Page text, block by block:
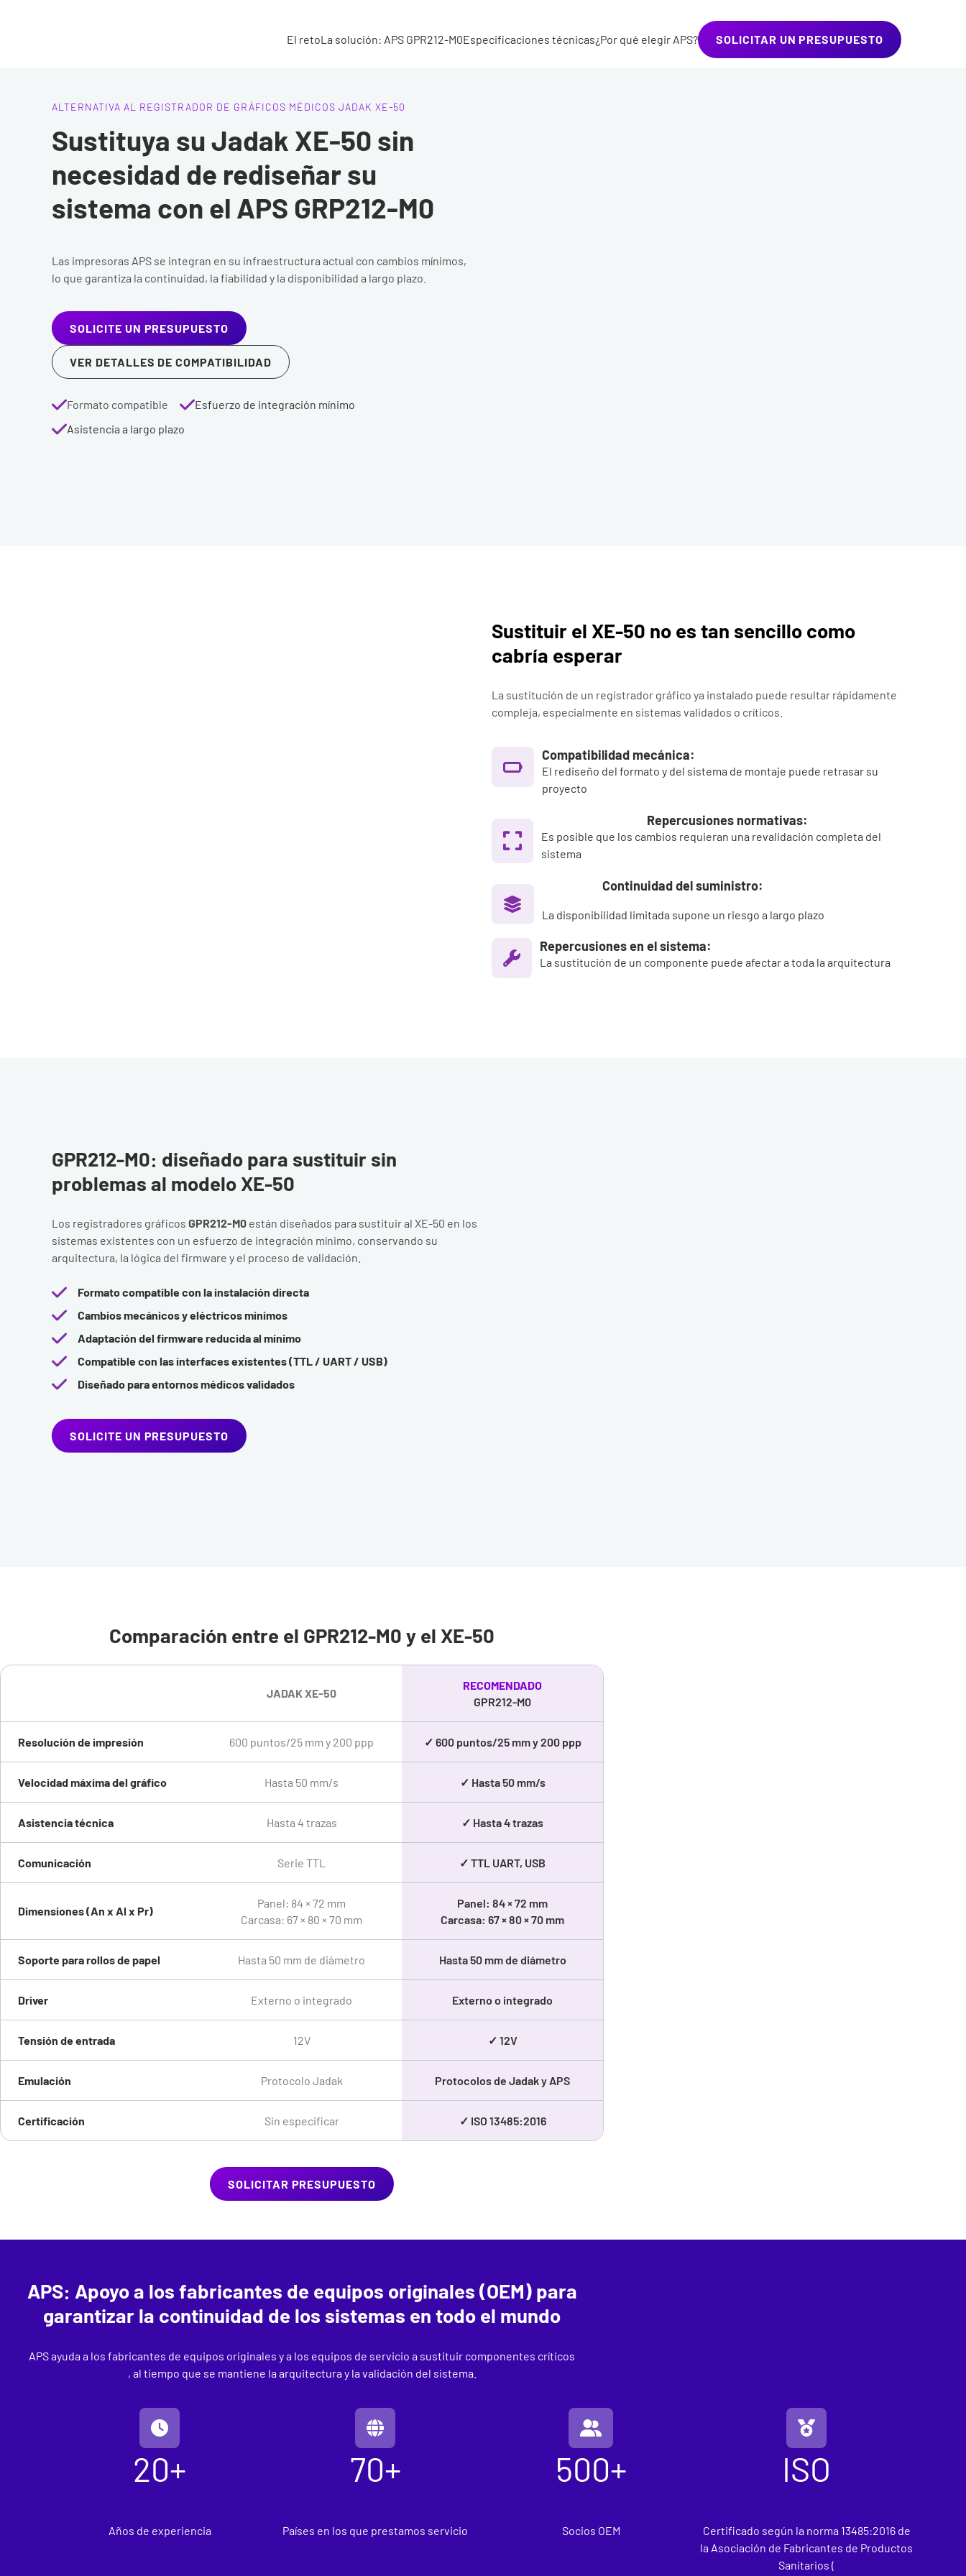
El retoLa solución: APS GPR212-M0Especificaciones técnicas¿Por qué elegir APS? SOLICITAR UN PRESUPUESTO
ALTERNATIVA AL REGISTRADOR DE GRÁFICOS MÉDICOS JADAK XE-50
Sustituya su Jadak XE-50 sin
necesidad de rediseñar su
sistema con el APS GRP212-M0
Las impresoras APS se integran en su infraestructura actual con cambios mínimos,
lo que garantiza la continuidad, la fiabilidad y la disponibilidad a largo plazo.
SOLICITE UN PRESUPUESTO
VER DETALLES DE COMPATIBILIDAD
Formato compatible
Esfuerzo de integración mínimo
Asistencia a largo plazo
Sustituir el XE-50 no es tan sencillo como
cabría esperar
La sustitución de un registrador gráfico ya instalado puede resultar rápidamente
compleja, especialmente en sistemas validados o críticos.
Compatibilidad mecánica:
El rediseño del formato y del sistema de montaje puede retrasar su
proyecto
Repercusiones normativas:
Es posible que los cambios requieran una revalidación completa del
sistema
Continuidad del suministro:
La disponibilidad limitada supone un riesgo a largo plazo
Repercusiones en el sistema:
La sustitución de un componente puede afectar a toda la arquitectura
GPR212-M0: diseñado para sustituir sin
problemas al modelo XE-50
Los registradores gráficos GPR212-M0 están diseñados para sustituir al XE-50 en los
sistemas existentes con un esfuerzo de integración mínimo, conservando su
arquitectura, la lógica del firmware y el proceso de validación.
Formato compatible con la instalación directa
Cambios mecánicos y eléctricos mínimos
Adaptación del firmware reducida al mínimo
Compatible con las interfaces existentes (TTL / UART / USB)
Diseñado para entornos médicos validados
SOLICITE UN PRESUPUESTO
Comparación entre el GPR212-M0 y el XE-50
JADAK XE-50
RECOMENDADO
GPR212-M0
Resolución de impresión 600 puntos/25 mm y 200 ppp ✓ 600 puntos/25 mm y 200 ppp
Velocidad máxima del gráfico Hasta 50 mm/s ✓ Hasta 50 mm/s
Asistencia técnica Hasta 4 trazas ✓ Hasta 4 trazas
Comunicación Serie TTL ✓ TTL UART, USB
Dimensiones (An x Al x Pr)
Panel: 84 × 72 mm
Carcasa: 67 × 80 × 70 mm
Panel: 84 × 72 mm
Carcasa: 67 × 80 × 70 mm
Soporte para rollos de papel Hasta 50 mm de diámetro Hasta 50 mm de diámetro
Driver Externo o integrado Externo o integrado
Tensión de entrada 12V ✓ 12V
Emulación Protocolo Jadak Protocolos de Jadak y APS
Certificación Sin especificar ✓ ISO 13485:2016
SOLICITAR PRESUPUESTO
APS: Apoyo a los fabricantes de equipos originales (OEM) para
garantizar la continuidad de los sistemas en todo el mundo
APS ayuda a los fabricantes de equipos originales y a los equipos de servicio a sustituir componentes críticos
, al tiempo que se mantiene la arquitectura y la validación del sistema.
20+
Años de experiencia
70+
Países en los que prestamos servicio
500+
Socios OEM
ISO
Certificado según la norma 13485:2016 de
la Asociación de Fabricantes de Productos
Sanitarios (